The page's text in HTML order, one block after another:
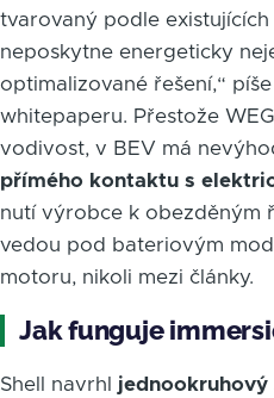
tvarovaný podle
neposkytne energeticky
optimalizované řešení,“
whitepaperu. Přestože
vodivost, v BEV má
přímého kontaktu s
nutí výrobce k obezděným
vedou pod bateriovým
motoru, nikoli mezi články.
Jak funguje
Shell navrhl jednookruhový